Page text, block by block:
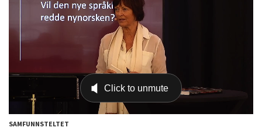
SAMFUNNSTELTET